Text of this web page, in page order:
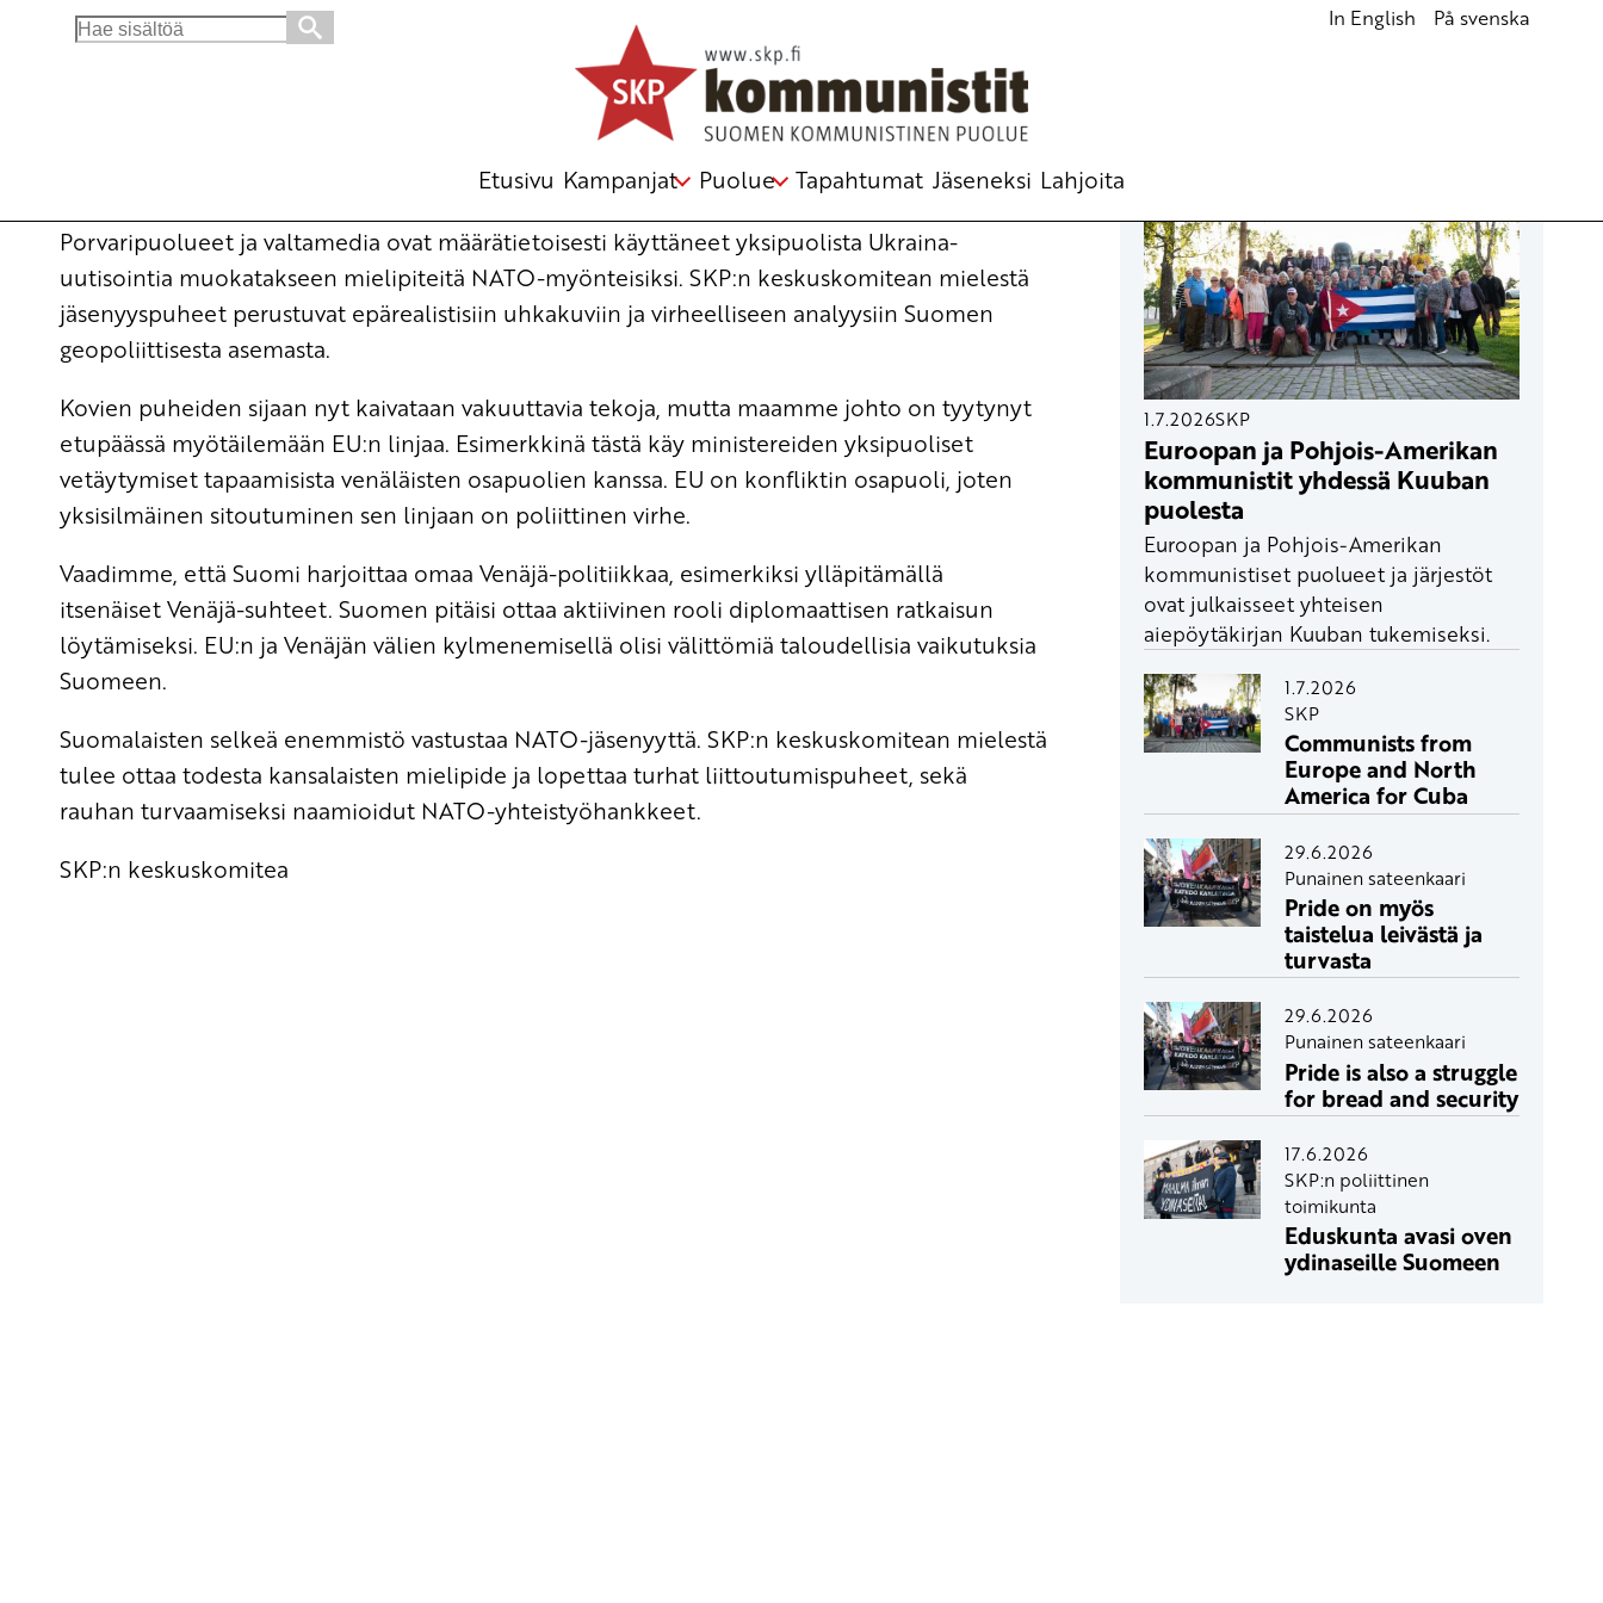
Search
In English På svenska
Etusivu Kampanjat Puolue Tapahtumat Jäseneksi Lahjoita
Irti NATOsta ja sotilasliiton rauhankumppanuuksista – turvallisuus rakennetaan
SKP:n keskuskomitea
Porvaripuolueet ja valtamedia ovat määrätietoisesti käyttäneet yksipuolista Ukraina-
uutisointia muokatakseen mielipiteitä NATO-myönteisiksi. SKP:n keskuskomitean mielestä
jäsenyyspuheet perustuvat epärealistisiin uhkakuviin ja virheelliseen analyysiin Suomen
geopoliittisesta asemasta.
Kovien puheiden sijaan nyt kaivataan vakuuttavia tekoja, mutta maamme johto on tyytynyt
etupäässä myötäilemään EU:n linjaa. Esimerkkinä tästä käy ministereiden yksipuoliset
vetäytymiset tapaamisista venäläisten osapuolien kanssa. EU on konfliktin osapuoli, joten
yksisilmäinen sitoutuminen sen linjaan on poliittinen virhe.
Vaadimme, että Suomi harjoittaa omaa Venäjä-politiikkaa, esimerkiksi ylläpitämällä
itsenäiset Venäjä-suhteet. Suomen pitäisi ottaa aktiivinen rooli diplomaattisen ratkaisun
löytämiseksi. EU:n ja Venäjän välien kylmenemisellä olisi välittömiä taloudellisia vaikutuksia
Suomeen.
Suomalaisten selkeä enemmistö vastustaa NATO-jäsenyyttä. SKP:n keskuskomitean mielestä
tulee ottaa todesta kansalaisten mielipide ja lopettaa turhat liittoutumispuheet, sekä
rauhan turvaamiseksi naamioidut NATO-yhteistyöhankkeet.
SKP:n keskuskomitea
1.7.2026SKP
Euroopan ja Pohjois-Amerikan
kommunistit yhdessä Kuuban
puolesta
Euroopan ja Pohjois-Amerikan
kommunistiset puolueet ja järjestöt
ovat julkaisseet yhteisen
aiepöytäkirjan Kuuban tukemiseksi.
1.7.2026
SKP
Communists from
Europe and North
America for Cuba
29.6.2026
Punainen sateenkaari
Pride on myös
taistelua leivästä ja
turvasta
29.6.2026
Punainen sateenkaari
Pride is also a struggle
for bread and security
17.6.2026
SKP:n poliittinen
toimikunta
Eduskunta avasi oven
ydinaseille Suomeen